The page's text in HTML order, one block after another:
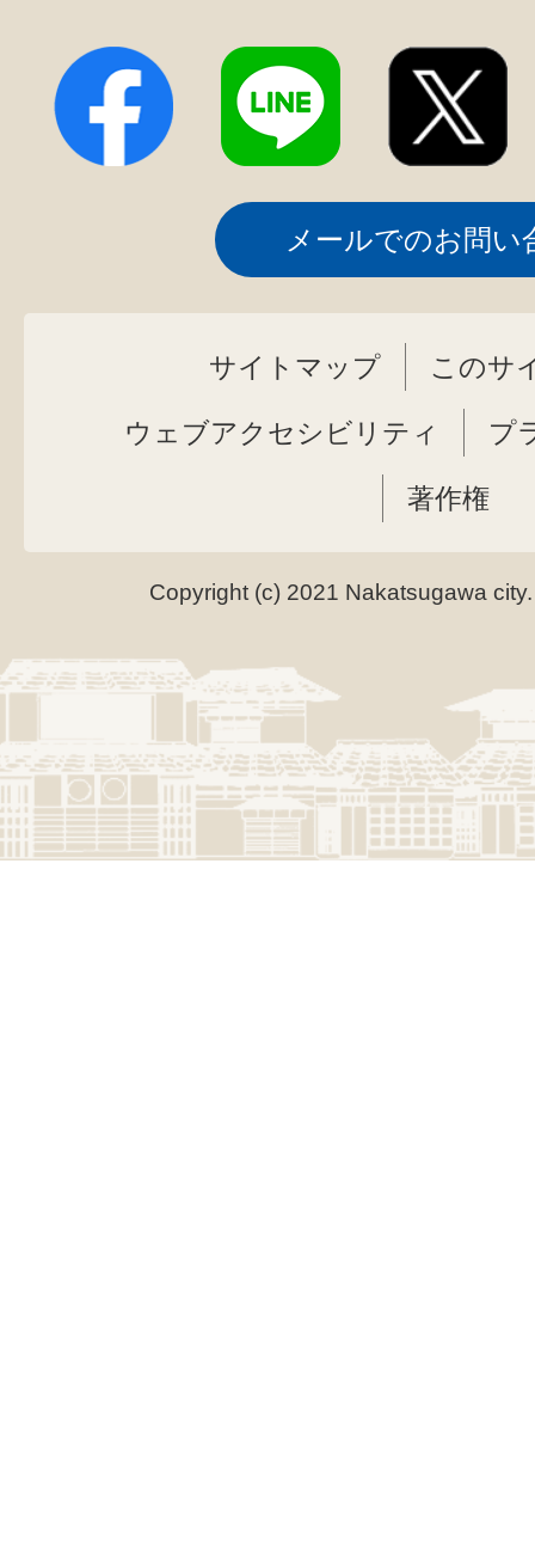
メールでのお問い
サイトマップ このサ
ウェブアクセシビリティ プ
著作権
Copyright (c) 2021 Nakatsugawa